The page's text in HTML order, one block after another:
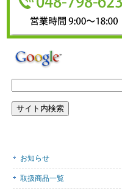
お知らせ
取扱商品一覧